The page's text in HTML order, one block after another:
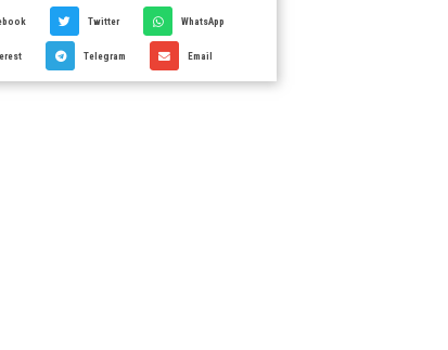
Twitter WhatsApp
Telegram Email